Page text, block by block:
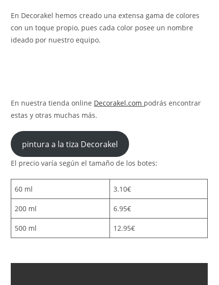
En Decorakel hemos creado una extensa gama de colores
con un toque propio, pues cada color posee un nombre
ideado por nuestro equipo.
En nuestra tienda online Decorakel.com podrás encontrar
estas y otras muchas más.
pintura a la tiza Decorakel
El precio varía según el tamaño de los botes:
60 ml 3.10€
200 ml 6.95€
500 ml 12.95€